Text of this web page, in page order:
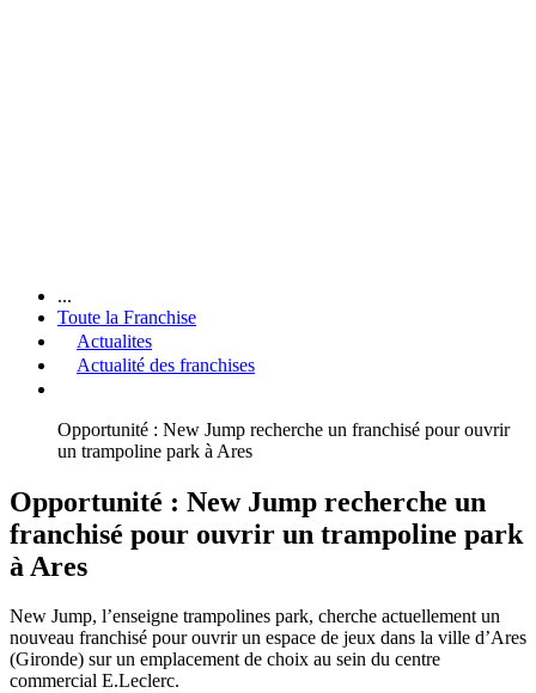
...
Toute la Franchise
Actualites
Actualité des franchises
Opportunité : New Jump recherche un franchisé pour ouvrir
un trampoline park à Ares
Opportunité : New Jump recherche un
franchisé pour ouvrir un trampoline park
à Ares
New Jump, l’enseigne trampolines park, cherche actuellement un
nouveau franchisé pour ouvrir un espace de jeux dans la ville d’Ares
(Gironde) sur un emplacement de choix au sein du centre
commercial E.Leclerc.